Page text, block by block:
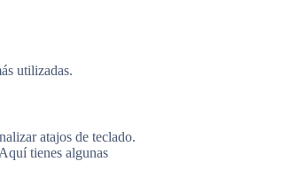
utilizadas.
atajos de teclado.
tienes algunas